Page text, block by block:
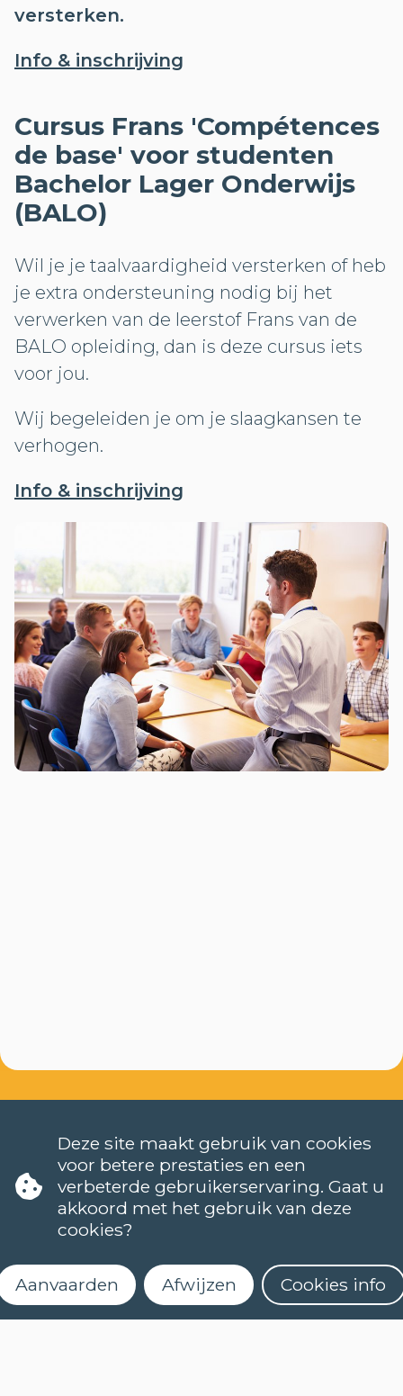
versterken.
Info & inschrijving
Cursus Frans 'Compétences
de base' voor studenten
Bachelor Lager Onderwijs
(BALO)
Wil je je taalvaardigheid versterken of heb
je extra ondersteuning nodig bij het
verwerken van de leerstof Frans van de
BALO opleiding, dan is deze cursus iets
voor jou.
Wij begeleiden je om je slaagkansen te
verhogen.
Info & inschrijving
TALEN
NEDERLANDS (NT2)
CONTACT
FAQ
Deze site maakt gebruik van cookies
voor betere prestaties en een
verbeterde gebruikerservaring. Gaat u
akkoord met het gebruik van deze
cookies?
Aanvaarden Afwijzen Cookies info